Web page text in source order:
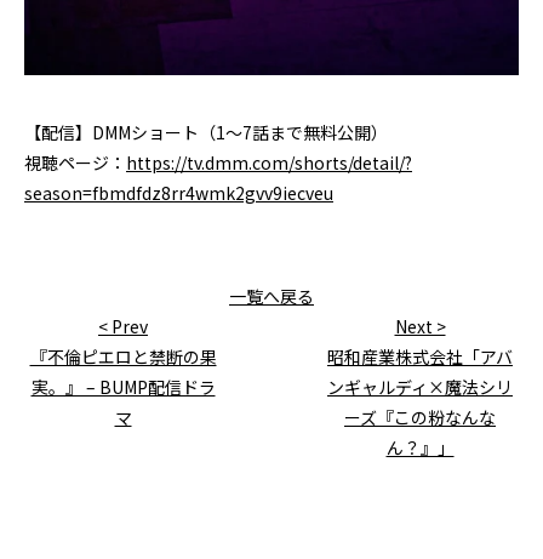
【配信】DMMショート（1～7話まで無料公開）
視聴ページ： https://tv.dmm.com/shorts/detail/?
season=fbmdfdz8rr4wmk2gvv9iecveu
一覧へ戻る
『不倫ピエロと禁断の果
実。』 – BUMP配信ドラ
マ
昭和産業株式会社「アバ
ンギャルディ×魔法シリ
ーズ『この粉なんな
ん？』」